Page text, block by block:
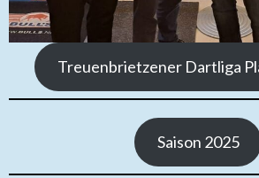
Treuenbrietzener Dartliga
Saison 2025